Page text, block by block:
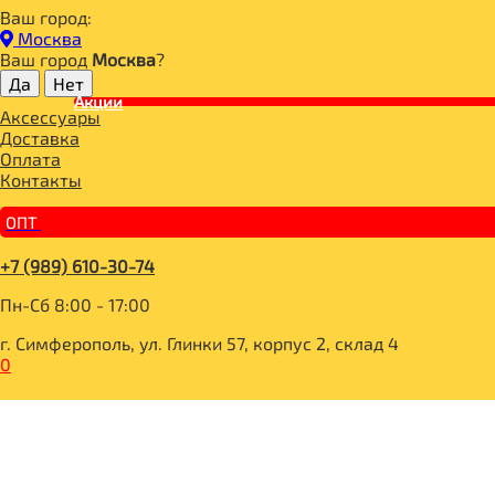
Ваш город:
Москва
Ваш город Москва?
Акции
Аксессуары
Доставка
Оплата
Контакты
ОПТ
+7 (989) 610-30-74
Пн-Сб 8:00 - 17:00
г. Симферополь, ул. Глинки 57, корпус 2, склад 4
0
Главная
ДЛЯ ЗДОРОВОГО ПИТАНИЯ
СЛАДОСТИ И СНЕКИ
КОНДИТЕРСКИЕ ИЗДЕЛИЯ, ВЫПЕЧКА
ДИВО-ОВСЯНОЕ Печенье со злаковыми хлопьями,